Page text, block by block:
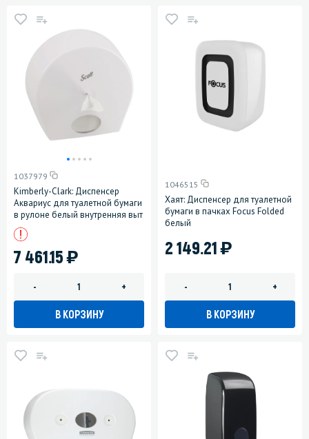
1037979
Kimberly-Clark: Диспенсер
Аквариус для туалетной бумаги
в рулоне белый внутренняя выт
7 461.15)
- +
В КОРЗИНУ
1046515
Хаят: Диспенсер для туалетной
бумаги в пачках Focus Folded
белый
2 149.21)
- +
В КОРЗИНУ